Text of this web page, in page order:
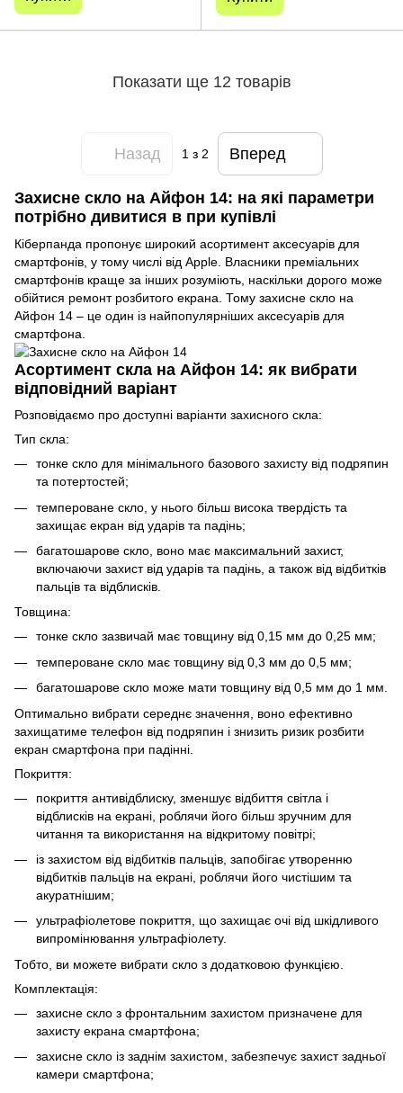
Показати ще 12 товарів
Назад 1з 2 Вперед
Захисне скло на Айфон 14: на які параметри
потрібно дивитися в при купівлі
Кіберпанда пропонує широкий асортимент аксесуарів для
смартфонів, у тому числі від Apple. Власники преміальних
смартфонів краще за інших розуміють, наскільки дорого може
обійтися ремонт розбитого екрана. Тому захисне скло на
Айфон 14 – це один із найпопулярніших аксесуарів для
смартфона.
Асортимент скла на Айфон 14: як вибрати
відповідний варіант
Розповідаємо про доступні варіанти захисного скла:
Тип скла:
тонке скло для мінімального базового захисту від подряпин
та потертостей;
темпероване скло, у нього більш висока твердість та
захищає екран від ударів та падінь;
багатошарове скло, воно має максимальний захист,
включаючи захист від ударів та падінь, а також від відбитків
пальців та відблисків.
Товщина:
тонке скло зазвичай має товщину від 0,15 мм до 0,25 мм;
темпероване скло має товщину від 0,3 мм до 0,5 мм;
багатошарове скло може мати товщину від 0,5 мм до 1 мм.
Оптимально вибрати середнє значення, воно ефективно
захищатиме телефон від подряпин і знизить ризик розбити
екран смартфона при падінні.
Покриття:
покриття антивідблиску, зменшує відбиття світла і
відблисків на екрані, роблячи його більш зручним для
читання та використання на відкритому повітрі;
із захистом від відбитків пальців, запобігає утворенню
відбитків пальців на екрані, роблячи його чистішим та
акуратнішим;
ультрафіолетове покриття, що захищає очі від шкідливого
випромінювання ультрафіолету.
Тобто, ви можете вибрати скло з додатковою функцією.
Комплектація:
захисне скло з фронтальним захистом призначене для
захисту екрана смартфона;
захисне скло із заднім захистом, забезпечує захист задньої
камери смартфона;